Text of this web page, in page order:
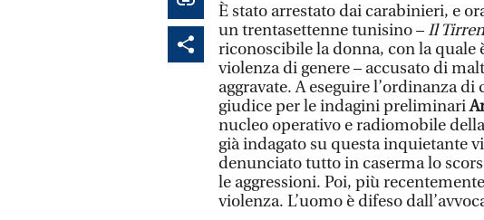
È stato arrestato dai carabinieri, e
un trentasettenne tunisino –Il
riconoscibile la donna, con la quale
violenza di genere – accusato di
aggravate. A eseguire l’ordinanza
giudice per le indagini preliminari
nucleo operativo e radiomobile
già indagato su questa inquietante
denunciato tutto in caserma lo
le aggressioni. Poi, più
violenza. L’uomo è difeso